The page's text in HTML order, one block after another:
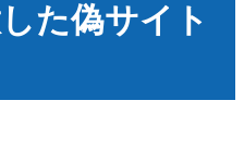
た偽サイト